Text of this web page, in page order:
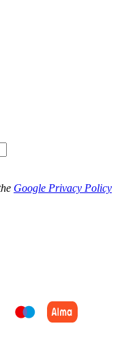
Google Privacy Policy